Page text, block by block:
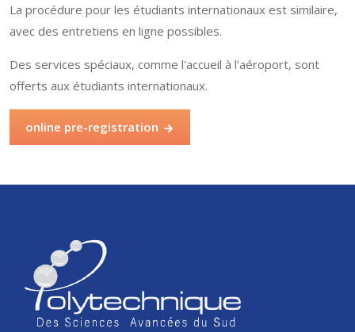
La procédure pour les étudiants internationaux est similaire,
avec des entretiens en ligne possibles.
Des services spéciaux, comme l'accueil à l’aéroport, sont
offerts aux étudiants internationaux.
online pre-registration